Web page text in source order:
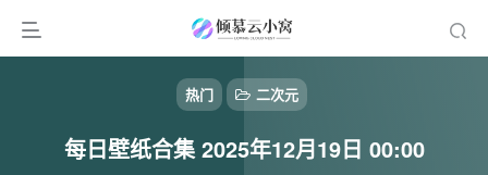
热门 二次元
每日壁纸合集 2025年12月19日 00:00